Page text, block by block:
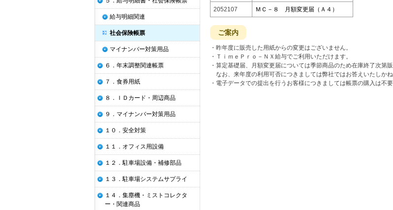
2052107 ＭＣ－８ 月額変更届（Ａ４）
ご案内
・昨年度に販売した用紙からの変更はございません。
・ＴｉｍｅＰｒｏ－ＮＸ給与でご利用いただけます。
・算定基礎届、月額変更届については季節商品のため在庫終了次第
なお、来年度の利用可否につきましては弊社ではお答えいたしかね
・電子データでの提出を行うお客様につきましては帳票の購入は不要
給与明細関連
社会保険帳票
マイナンバー対策用品
６．年末調整関連帳票
７．食券用紙
８．ＩＤカード・周辺商品
９．マイナンバー対策用品
１０．安全対策
１１．オフィス用設備
１２．駐車場設備・補修部品
１３．駐車場システムサプライ
１４．集塵機・ミストコレクタ
ー・関連商品